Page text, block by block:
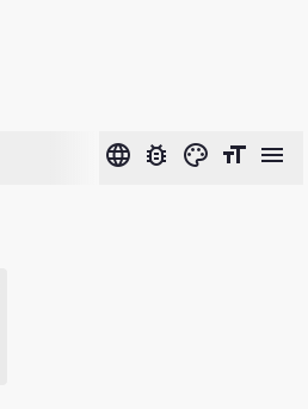
language bug_report color_lens format_size menu